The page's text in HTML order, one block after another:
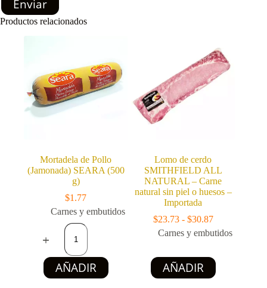
Enviar
Productos relacionados
Mortadela de Pollo
(Jamonada) SEARA (500
g)
$1.77
Carnes y embutidos
Mortadela
Pollo
(Jamonada)
SEARA
(500
AÑADIR
Lomo de cerdo
SMITHFIELD ALL
NATURAL – Carne
natural sin piel o huesos –
Importada
$23.73 - $30.87Rango
de
$23.73
hasta
Carnes y embutidos
AÑADIR
Este
producto
tiene